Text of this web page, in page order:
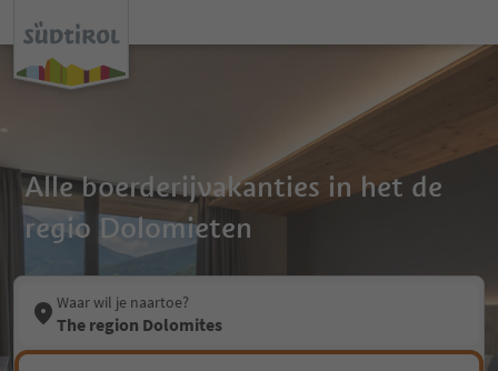
Alle boerderijvakanties in het de
regio Dolomieten
Waar wil je naartoe?
The region Dolomites